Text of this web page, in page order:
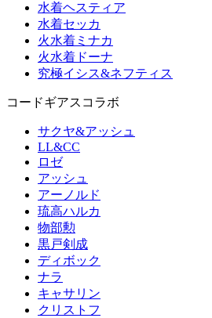
水着ヘスティア
水着セッカ
火水着ミナカ
火水着ドーナ
究極イシス&ネフティス
コードギアスコラボ
サクヤ&アッシュ
LL&CC
ロゼ
アッシュ
アーノルド
琉高ハルカ
物部勲
黒戸剣成
ディボック
ナラ
キャサリン
クリストフ